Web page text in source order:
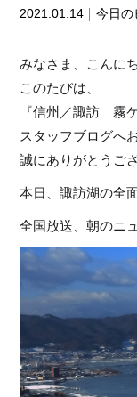
2021.01.14 今日の
みなさま、こんにち
このたびは、
『信州／諏訪 霧
スタッフブログへ
誠にありがとうご
本日、諏訪湖の全
全国放送、朝のニ